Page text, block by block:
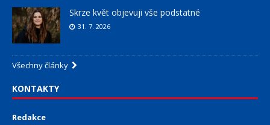
Skrze květ objevuji vše podstatné
31. 7. 2026
Všechny články
KONTAKTY
Redakce